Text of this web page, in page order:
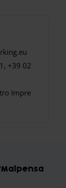
+39 02
Impre